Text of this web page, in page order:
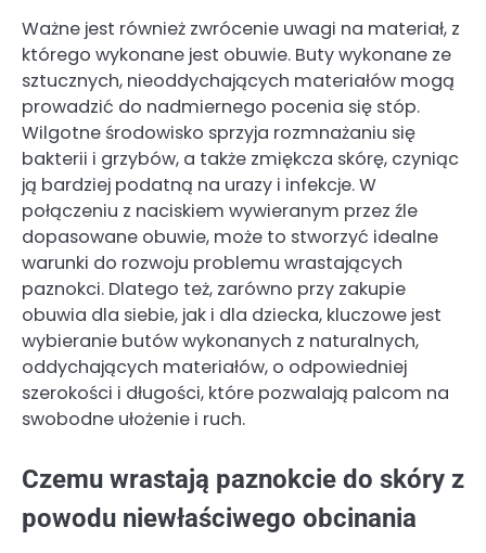
Ważne jest również zwrócenie uwagi na materiał, z
którego wykonane jest obuwie. Buty wykonane ze
sztucznych, nieoddychających materiałów mogą
prowadzić do nadmiernego pocenia się stóp.
Wilgotne środowisko sprzyja rozmnażaniu się
bakterii i grzybów, a także zmiękcza skórę, czyniąc
ją bardziej podatną na urazy i infekcje. W
połączeniu z naciskiem wywieranym przez źle
dopasowane obuwie, może to stworzyć idealne
warunki do rozwoju problemu wrastających
paznokci. Dlatego też, zarówno przy zakupie
obuwia dla siebie, jak i dla dziecka, kluczowe jest
wybieranie butów wykonanych z naturalnych,
oddychających materiałów, o odpowiedniej
szerokości i długości, które pozwalają palcom na
swobodne ułożenie i ruch.
Czemu wrastają paznokcie do skóry z
powodu niewłaściwego obcinania